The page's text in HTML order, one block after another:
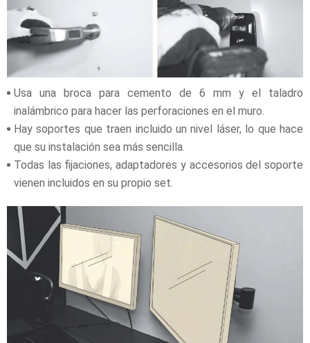
Usa una broca para cemento de 6 mm y el taladro
inalámbrico para hacer las perforaciones en el muro.
Hay soportes que traen incluido un nivel láser, lo que hace
que su instalación sea más sencilla.
Todas las fijaciones, adaptadores y accesorios del soporte
vienen incluidos en su propio set.